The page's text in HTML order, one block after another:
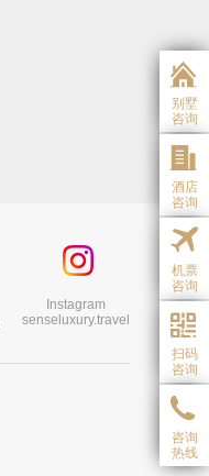
Instagram
senseluxury.travel
别墅
咨询
酒店
咨询
机票
咨询
扫码
咨询
咨询
热线